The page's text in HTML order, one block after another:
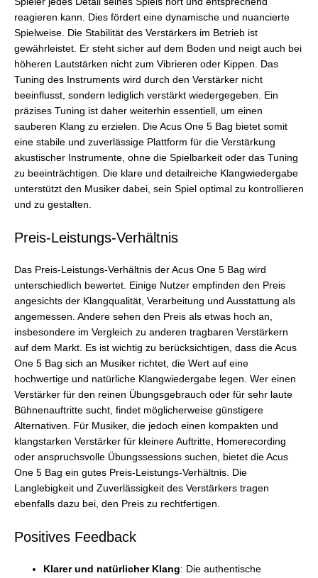
reagieren kann. Dies fördert eine dynamische und nuancierte
Spielweise. Die Stabilität des Verstärkers im Betrieb ist
gewährleistet. Er steht sicher auf dem Boden und neigt auch bei
höheren Lautstärken nicht zum Vibrieren oder Kippen. Das
Tuning des Instruments wird durch den Verstärker nicht
beeinflusst, sondern lediglich verstärkt wiedergegeben. Ein
präzises Tuning ist daher weiterhin essentiell, um einen
sauberen Klang zu erzielen. Die Acus One 5 Bag bietet somit
eine stabile und zuverlässige Plattform für die Verstärkung
akustischer Instrumente, ohne die Spielbarkeit oder das Tuning
zu beeinträchtigen. Die klare und detailreiche Klangwiedergabe
unterstützt den Musiker dabei, sein Spiel optimal zu kontrollieren
und zu gestalten.
Preis-Leistungs-Verhältnis
Das Preis-Leistungs-Verhältnis der Acus One 5 Bag wird
unterschiedlich bewertet. Einige Nutzer empfinden den Preis
angesichts der Klangqualität, Verarbeitung und Ausstattung als
angemessen. Andere sehen den Preis als etwas hoch an,
insbesondere im Vergleich zu anderen tragbaren Verstärkern
auf dem Markt. Es ist wichtig zu berücksichtigen, dass die Acus
One 5 Bag sich an Musiker richtet, die Wert auf eine
hochwertige und natürliche Klangwiedergabe legen. Wer einen
Verstärker für den reinen Übungsgebrauch oder für sehr laute
Bühnenauftritte sucht, findet möglicherweise günstigere
Alternativen. Für Musiker, die jedoch einen kompakten und
klangstarken Verstärker für kleinere Auftritte, Homerecording
oder anspruchsvolle Übungssessions suchen, bietet die Acus
One 5 Bag ein gutes Preis-Leistungs-Verhältnis. Die
Langlebigkeit und Zuverlässigkeit des Verstärkers tragen
ebenfalls dazu bei, den Preis zu rechtfertigen.
Positives Feedback
Klarer und natürlicher Klang: Die authentische